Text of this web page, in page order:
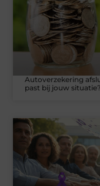
Autoverzekering
past bij jouw situatie?